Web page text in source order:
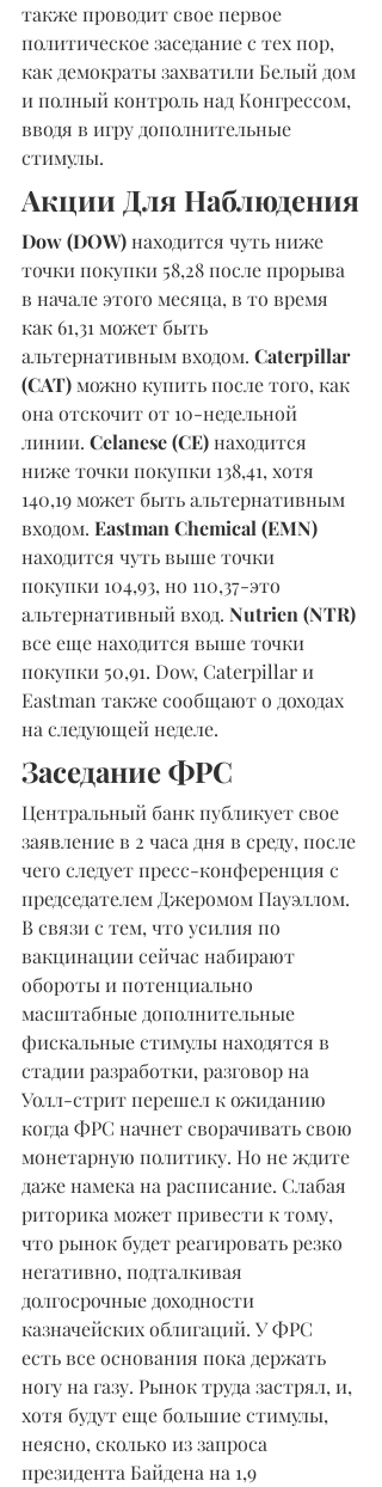
также проводит свое первое
политическое заседание с тех пор,
как демократы захватили Белый дом
и полный контроль над Конгрессом,
вводя в игру дополнительные
стимулы.
Акции Для Наблюдения
Dow (DOW) находится чуть ниже
точки покупки 58,28 после прорыва
в начале этого месяца, в то время
как 61,31 может быть
альтернативным входом. Caterpillar
(CAT) можно купить после того, как
она отскочит от 10-недельной
линии. Celanese (CE) находится
ниже точки покупки 138,41, хотя
140,19 может быть альтернативным
входом. Eastman Chemical (EMN)
находится чуть выше точки
покупки 104,93, но 110,37-это
альтернативный вход. Nutrien (NTR)
все еще находится выше точки
покупки 50,91. Dow, Caterpillar и
Eastman также сообщают о доходах
на следующей неделе.
Заседание ФРС
Центральный банк публикует свое
заявление в 2 часа дня в среду, после
чего следует пресс-конференция с
председателем Джеромом Пауэллом.
В связи с тем, что усилия по
вакцинации сейчас набирают
обороты и потенциально
масштабные дополнительные
фискальные стимулы находятся в
стадии разработки, разговор на
Уолл-стрит перешел к ожиданию
когда ФРС начнет сворачивать свою
монетарную политику. Но не ждите
даже намека на расписание. Слабая
риторика может привести к тому,
что рынок будет реагировать резко
негативно, подталкивая
долгосрочные доходности
казначейских облигаций. У ФРС
есть все основания пока держать
ногу на газу. Рынок труда застрял, и,
хотя будут еще большие стимулы,
неясно, сколько из запроса
президента Байдена на 1,9